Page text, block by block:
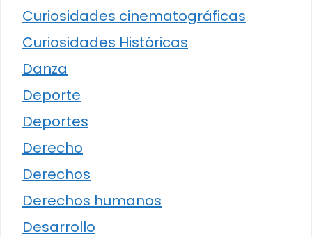
Curiosidades cinematográficas
Curiosidades Históricas
Danza
Deporte
Deportes
Derecho
Derechos
Derechos humanos
Desarrollo